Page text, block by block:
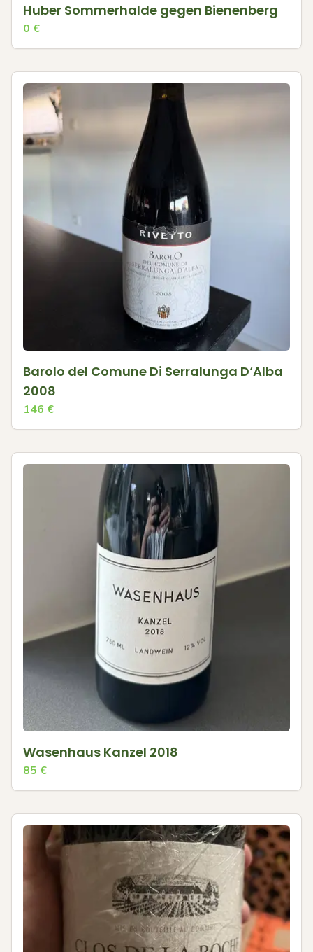
Huber Sommerhalde gegen Bienenberg
0 €
Barolo del Comune Di Serralunga D‘Alba
2008
146 €
Wasenhaus Kanzel 2018
85 €